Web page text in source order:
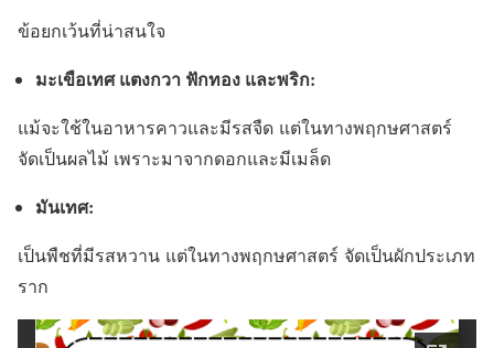
ข้อยกเว้นที่น่าสนใจ
มะเขือเทศ แตงกวา ฟักทอง และพริก:
แม้จะใช้ในอาหารคาวและมีรสจืด แต่ในทางพฤกษศาสตร์
จัดเป็นผลไม้ เพราะมาจากดอกและมีเมล็ด
มันเทศ:
เป็นพืชที่มีรสหวาน แต่ในทางพฤกษศาสตร์ จัดเป็นผักประเภท
ราก